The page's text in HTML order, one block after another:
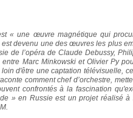
« une œuvre magnétique qui
devenu une des œuvres les plus
de l’opéra de Claude Debussy,
Marc Minkowski et Olivier Py
d'être une captation télévisuelle,
comment chef d’orchestre,
confrontés à la fascination
» en Russie est un projet réalisé à